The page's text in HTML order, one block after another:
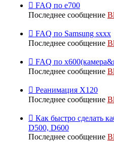
FAQ по е700
Последнее сообщение
FAQ по Samsung sxxx
Последнее сообщение
FAQ по
Последнее сообщение
Реанимация X120
Последнее сообщение
Как быстро сделать
D500, D600
Последнее сообщение